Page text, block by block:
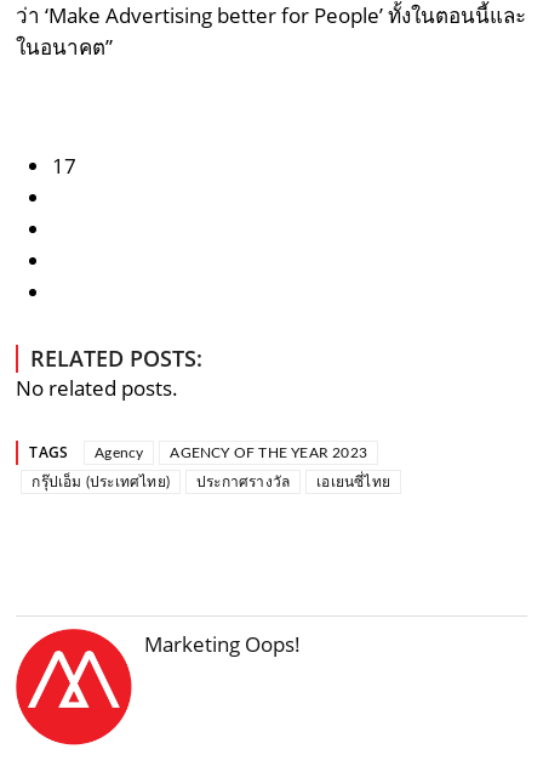
ว่า ‘Make Advertising better for People’ ทั้งในตอนนี้และ
ในอนาคต”
17
RELATED POSTS:
No related posts.
TAGS Agency
AGENCY OF THE YEAR 2023
กรุ๊ปเอ็ม (ประเทศไทย)
ประกาศรางวัล เอเยนซี่ไทย
Marketing Oops!